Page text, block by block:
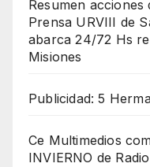
Resumen acciones
Prensa URVIII de
abarca 24/72 Hs
Misiones
Publicidad: 5
Ce Multimedios
INVIERNO de